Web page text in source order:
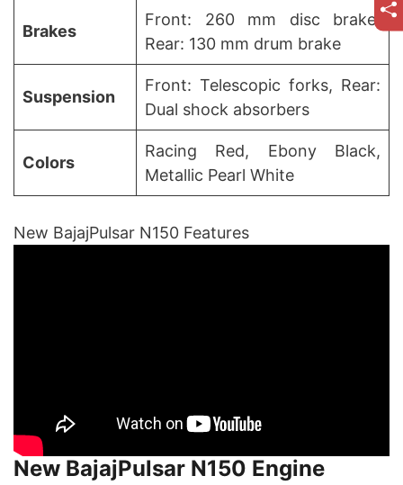
Brakes
Front: 260 mm disc brake,
Rear: 130 mm drum brake
Suspension
Front: Telescopic forks, Rear:
Dual shock absorbers
Colors
Racing Red, Ebony Black,
Metallic Pearl White
New BajajPulsar N150 Features
New BajajPulsar N150 Engine